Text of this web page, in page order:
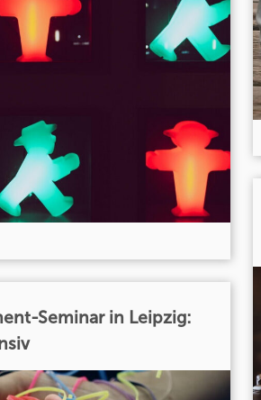
Seminar in Leipzig: